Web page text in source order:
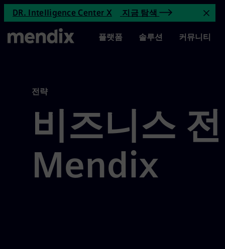
비즈니스 전략 Mendix |
메인 컨텐츠로 가기
DR. Intelligence Center X 지금 탐색
공
메인 메뉴
플랫폼 솔루션 커뮤니티
전략
비즈니스
Mendix